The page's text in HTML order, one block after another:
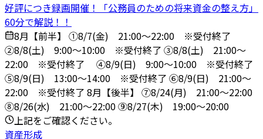
好評につき録画開催！「公務員のための将来資金の整え方」
60分で解説！！
8月【前半】 ①8/7(金) 21:00～22:00 ※受付終了
➁8/8(土) 9:00～10:00 ※受付終了 ③8/8(土) 21:00～
22:00 ※受付終了 ④8/9(日) 9:00～10:00 ※受付終了
➄8/9(日) 13:00～14:00 ※受付終了 ⑥8/9(日) 21:00～
22:00 ※受付終了 8月【後半】 ⑦8/24(月) 21:00～22:00
⑧8/26(水) 21:00～22:00 ⑨8/27(木) 19:00～20:00
上記をご確認ください。
資産形成